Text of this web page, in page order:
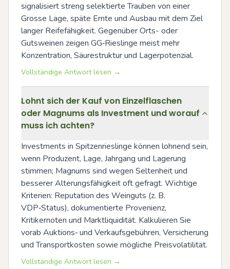
signalisiert streng selektierte Trauben von einer
Grosse Lage, späte Ernte und Ausbau mit dem Ziel
langer Reifefähigkeit. Gegenüber Orts- oder
Gutsweinen zeigen GG‑Rieslinge meist mehr
Konzentration, Säurestruktur und Lagerpotenzial.
Vollständige Antwort lesen →
Lohnt sich der Kauf von Einzelflaschen
oder Magnums als Investment und worauf
muss ich achten?
Investments in Spitzenrieslinge können lohnend sein,
wenn Produzent, Lage, Jahrgang und Lagerung
stimmen; Magnums sind wegen Seltenheit und
besserer Alterungsfähigkeit oft gefragt. Wichtige
Kriterien: Reputation des Weinguts (z. B.
VDP‑Status), dokumentierte Provenienz,
Kritikernoten und Marktliquidität. Kalkulieren Sie
vorab Auktions‑ und Verkaufsgebühren, Versicherung
und Transportkosten sowie mögliche Preisvolatilität.
Vollständige Antwort lesen →